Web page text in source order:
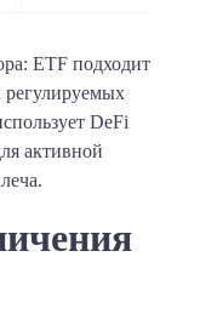
ETF подходит
регулируемых
DeFi
активной